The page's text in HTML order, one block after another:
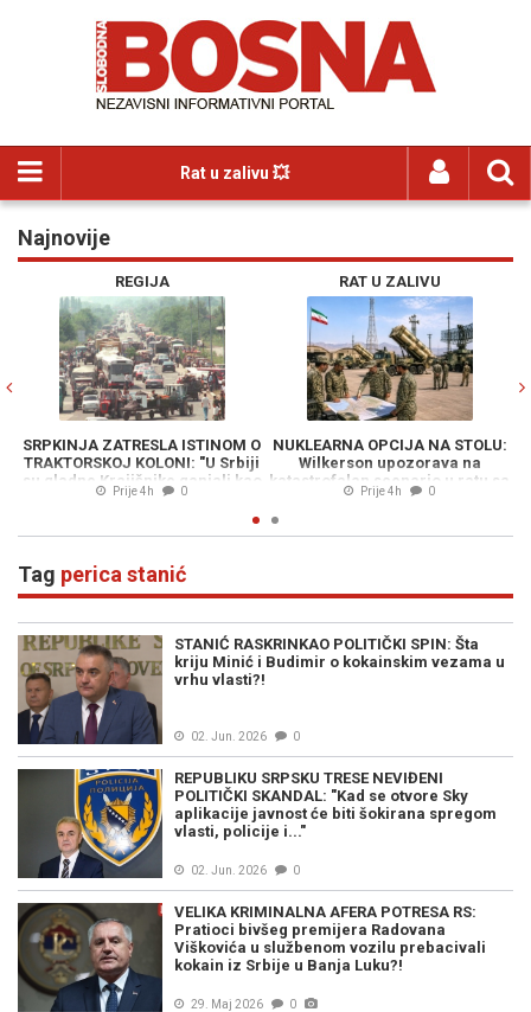
Rat u zalivu 💥
Najnovije
REGIJA
SRPKINJA ZATRESLA ISTINOM O
TRAKTORSKOJ KOLONI: "U Srbiji
su gladne Krajišnike ganjali kao
divljač"
Prije 4h 0
RAT U ZALIVU
NUKLEARNA OPCIJA NA STOLU:
Wilkerson upozorava na
katastrofalan scenario u ratu sa
Iranom
Prije 4h 0
Tag perica stanić
STANIĆ RASKRINKAO POLITIČKI SPIN: Šta
kriju Minić i Budimir o kokainskim vezama u
vrhu vlasti?!
02. Jun. 2026 0
REPUBLIKU SRPSKU TRESE NEVIĐENI
POLITIČKI SKANDAL: "Kad se otvore Sky
aplikacije javnost će biti šokirana spregom
vlasti, policije i..."
02. Jun. 2026 0
VELIKA KRIMINALNA AFERA POTRESA RS:
Pratioci bivšeg premijera Radovana
Viškovića u službenom vozilu prebacivali
kokain iz Srbije u Banja Luku?!
29. Maj 2026 0